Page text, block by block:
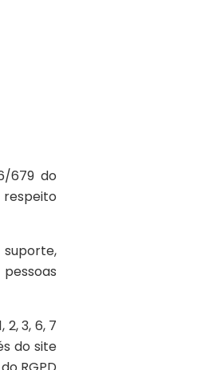
679 do
respeito
suporte,
3, 6, 7
do site